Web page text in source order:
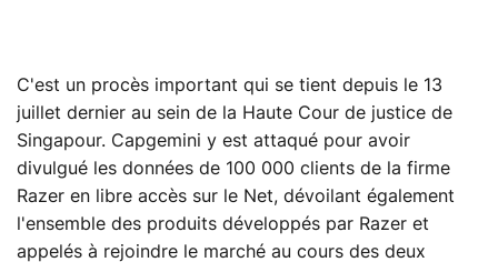
C'est un procès important qui se tient depuis le 13
juillet dernier au sein de la Haute Cour de justice de
Singapour. Capgemini y est attaqué pour avoir
divulgué les données de 100 000 clients de la firme
Razer en libre accès sur le Net, dévoilant également
l'ensemble des produits développés par Razer et
appelés à rejoindre le marché au cours des deux